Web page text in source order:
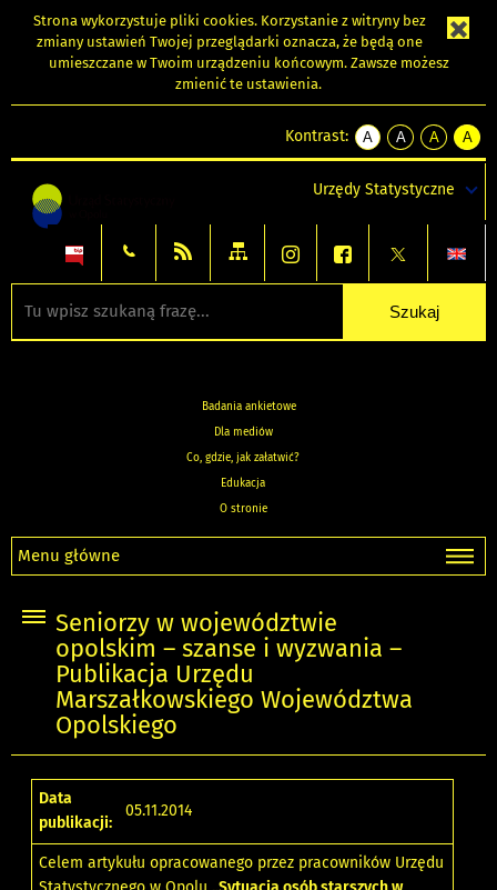
Strona wykorzystuje pliki cookies. Korzystanie z witryny bez
zmiany ustawień Twojej przeglądarki oznacza, że będą one
umieszczane w Twoim urządzeniu końcowym. Zawsze możesz
zmienić te ustawienia.
Kontrast:
A
kontrast
A
kontrast
tekst
czarnym
A
kontrast
tekst
czarnym
A
tekst
żółtym
Urzędy Statystyczne
Badania ankietowe
Dla mediów
Co, gdzie, jak załatwić?
Edukacja
O stronie
Menu główne
Seniorzy w województwie
opolskim – szanse i wyzwania –
Publikacja Urzędu
Marszałkowskiego Województwa
Opolskiego
Data
publikacji:
05.11.2014
Celem artykułu opracowanego przez pracowników Urzędu